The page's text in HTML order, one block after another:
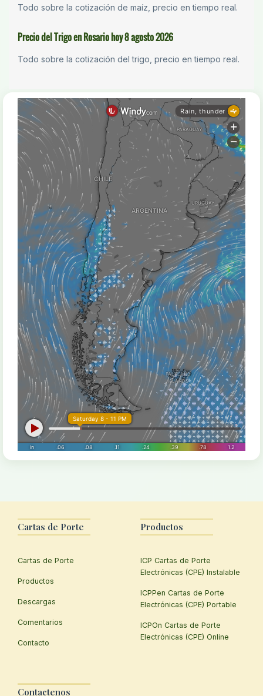
Todo sobre la cotización de maíz, precio en tiempo real.
Precio del Trigo en Rosario hoy 8 agosto 2026
Todo sobre la cotización del trigo, precio en tiempo real.
Cartas de Porte
Cartas de Porte
Productos
Descargas
Comentarios
Contacto
Productos
ICP Cartas de Porte
Electrónicas (CPE) Instalable
ICPPen Cartas de Porte
Electrónicas (CPE) Portable
ICPOn Cartas de Porte
Electrónicas (CPE) Online
Contactenos